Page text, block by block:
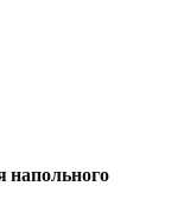
напольного